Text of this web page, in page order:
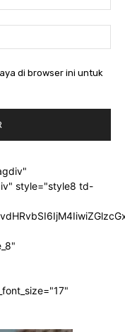
di browser ini untuk
style="style8 td-